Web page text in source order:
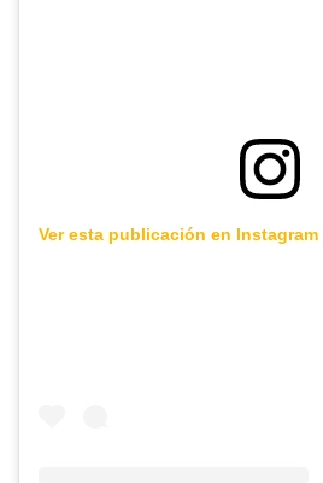
Ver esta publicación en Instagram